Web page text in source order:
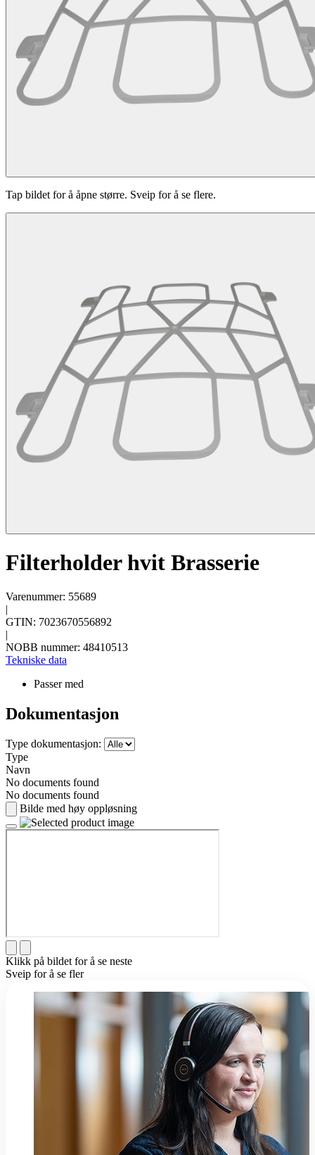
Tap bildet for å åpne større. Sveip for å se flere.
Filterholder hvit Brasserie
Varenummer: 55689
|
GTIN: 7023670556892
|
NOBB nummer: 48410513
Tekniske data
Passer med
Dokumentasjon
Type dokumentasjon:
Type
Navn
No documents found
No documents found
Bilde med høy oppløsning
Klikk på bildet for å se neste
Sveip for å se fler